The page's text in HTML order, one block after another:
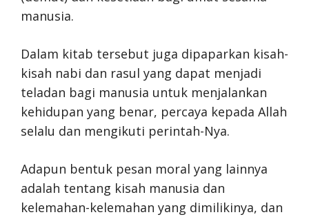
manusia.
Dalam kitab tersebut juga dipaparkan kisah-
kisah nabi dan rasul yang dapat menjadi
teladan bagi manusia untuk menjalankan
kehidupan yang benar, percaya kepada Allah
selalu dan mengikuti perintah-Nya.
Adapun bentuk pesan moral yang lainnya
adalah tentang kisah manusia dan
kelemahan-kelemahan yang dimilikinya, dan